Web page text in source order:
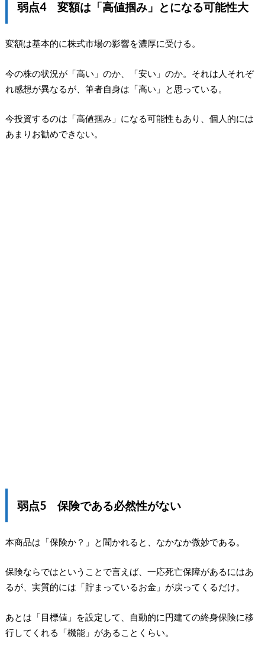
弱点4 変額は「高値掴み」とになる可能性大
変額は基本的に株式市場の影響を濃厚に受ける。
今の株の状況が「高い」のか、「安い」のか。それは人それぞ
れ感想が異なるが、筆者自身は「高い」と思っている。
今投資するのは「高値掴み」になる可能性もあり、個人的には
あまりお勧めできない。
弱点5 保険である必然性がない
本商品は「保険か？」と聞かれると、なかなか微妙である。
保険ならではということで言えば、一応死亡保障があるにはあ
るが、実質的には「貯まっているお金」が戻ってくるだけ。
あとは「目標値」を設定して、自動的に円建ての終身保険に移
行してくれる「機能」があることくらい。